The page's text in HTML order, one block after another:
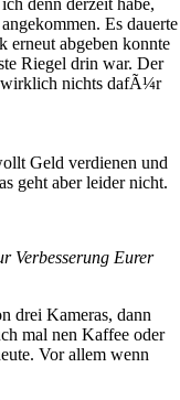
Es dauerte
erneut abgeben konnte
Riegel drin war. Der
wirklich nichts dafÃ¼r
Geld verdienen und
geht aber leider nicht.
Verbesserung Eurer
drei Kameras, dann
mal nen Kaffee oder
Vor allem wenn